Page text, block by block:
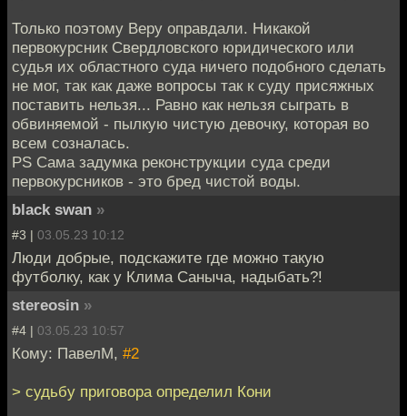
Только поэтому Веру оправдали. Никакой
первокурсник Свердловского юридического или
судья их областного суда ничего подобного сделать
не мог, так как даже вопросы так к суду присяжных
поставить нельзя... Равно как нельзя сыграть в
обвиняемой - пылкую чистую девочку, которая во
всем созналась.
PS Сама задумка реконструкции суда среди
первокурсников - это бред чистой воды.
black swan »
#3 | 03.05.23 10:12
Люди добрые, подскажите где можно такую
футболку, как у Клима Саныча, надыбать?!
stereosin »
#4 | 03.05.23 10:57
Кому: ПавелМ, #2
> судьбу приговора определил Кони